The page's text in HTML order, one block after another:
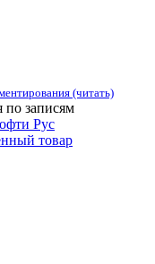
(читать)
по записям
Рус
товар